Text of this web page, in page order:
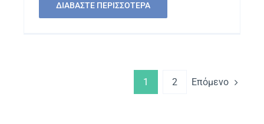
ΔΙΑΒΑΣΤΕ ΠΕΡΙΣΣΟΤΕΡΑ
1 2 Επόμενο